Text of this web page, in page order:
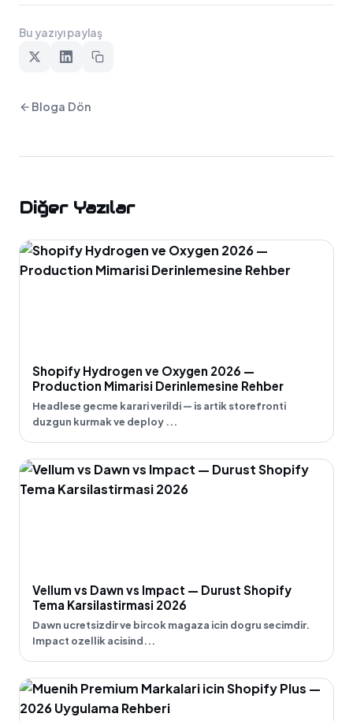
Bu yazıyı paylaş
Bloga Dön
Diğer Yazılar
Shopify Hydrogen ve Oxygen 2026 —
Production Mimarisi Derinlemesine Rehber
Headlese gecme karari verildi — is artik storefronti
duzgun kurmak ve deploy ...
Vellum vs Dawn vs Impact — Durust Shopify
Tema Karsilastirmasi 2026
Dawn ucretsizdir ve bircok magaza icin dogru secimdir.
Impact ozellik acisind...